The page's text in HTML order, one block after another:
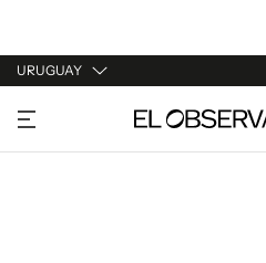
URUGUAY
URUGUAY
ARGENTINA